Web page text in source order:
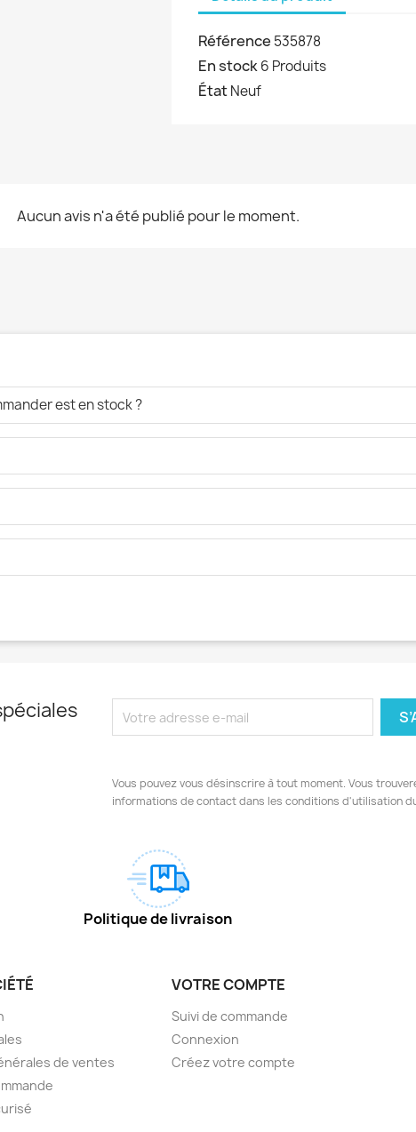
Référence 535878
En stock6 Produits
ÉtatNeuf
Aucun avis n'a été publié pour le moment.
est en stock ?
Vous pouvez vous désinscrire à tout moment. Vous
informations de contact dans les conditions d'utilisation
Politique de livraison
de ventes
VOTRE COMPTE
Suivi de commande
Connexion
Créez votre compte